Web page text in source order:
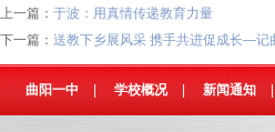
上一篇： 于波：用真情传递教育力量
下一篇： 送教下乡展风采 携手共进促成长—记
曲阳一中 | 学校概况 | 新闻通知